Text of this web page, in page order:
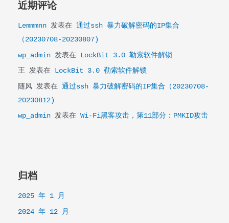
近期评论
Lemmmnn发表在 通过ssh 暴力破解密码的IP集合
（20230708-20230807)
wp_admin发表在 LockBit 3.0 勒索软件解锁
王发表在 LockBit 3.0 勒索软件解锁
随风发表在 通过ssh 暴力破解密码的IP集合（20230708-
20230812)
wp_admin发表在 Wi-Fi黑客攻击，第11部分：PMKID攻击
归档
2025 年 1 月
2024 年 12 月